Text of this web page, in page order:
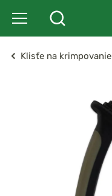
Klisťe na krimpovanie